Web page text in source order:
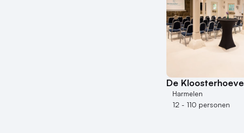
De Kloosterhoeve
Harmelen
12 - 110 personen